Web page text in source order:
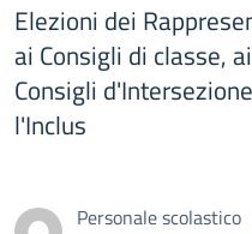
Elezioni dei
ai Consigli di classe,
Consigli
l'Inclus
Personale scolastico